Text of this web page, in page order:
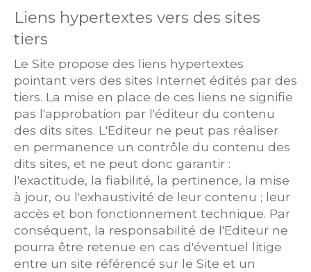
Liens hypertextes vers des sites
tiers
Le Site propose des liens hypertextes
pointant vers des sites Internet édités par des
tiers. La mise en place de ces liens ne signifie
pas l'approbation par l'éditeur du contenu
des dits sites. L'Editeur ne peut pas réaliser
en permanence un contrôle du contenu des
dits sites, et ne peut donc garantir :
l'exactitude, la fiabilité, la pertinence, la mise
à jour, ou l'exhaustivité de leur contenu ; leur
accès et bon fonctionnement technique. Par
conséquent, la responsabilité de l'Editeur ne
pourra être retenue en cas d'éventuel litige
entre un site référencé sur le Site et un